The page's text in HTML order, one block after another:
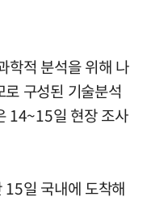
학적 분석을 위해 나
구성된 기술분석
14~15일 현장 조사
15일 국내에 도착해